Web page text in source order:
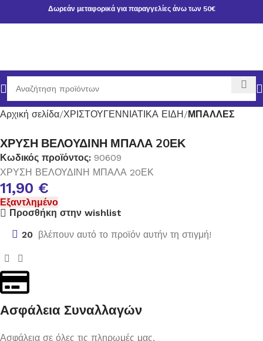
Δωρεάν μεταφορικά για παραγγελίες άνω των 50€
Αρχική σελίδα ΧΡΙΣΤΟΥΓΕΝΝΙΑΤΙΚΑ ΕΙΔΗ ΜΠΑΛΛΕΣ
ΧΡΥΣΗ ΒΕΛΟΥΔΙΝΗ ΜΠΑΛΑ 20ΕΚ
Κωδικός προϊόντος: 90609
ΧΡΥΣΗ ΒΕΛΟΥΔΙΝΗ ΜΠΑΛΑ 20ΕΚ
11,90 €
Εξαντλημένο
Προσθήκη στην wishlist
20 βλέπουν αυτό το προϊόν αυτήν τη στιγμή!
Ασφάλεια Συναλλαγών
Ασφάλεια σε όλες τις πληρωμές μας.